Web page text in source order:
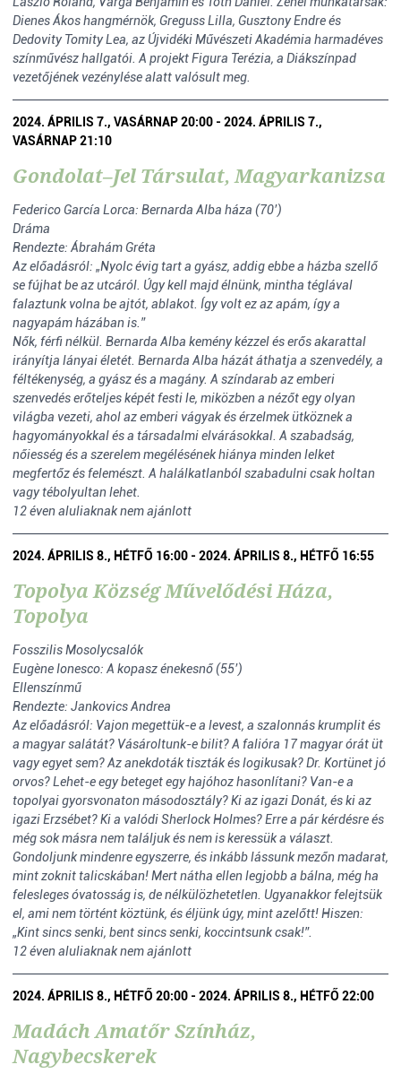
Dienes Ákos hangmérnök, Greguss Lilla, Gusztony Endre és
Dedovity Tomity Lea, az Újvidéki Művészeti Akadémia harmadéves
színművész hallgatói. A projekt Figura Terézia, a Diákszínpad
vezetőjének vezénylése alatt valósult meg.
2024. ÁPRILIS 7., VASÁRNAP 20:00 - 2024. ÁPRILIS 7.,
VASÁRNAP 21:10
Gondolat–Jel Társulat, Magyarkanizsa
Federico García Lorca: Bernarda Alba háza (70’)
Dráma
Rendezte: Ábrahám Gréta
Az előadásról: „Nyolc évig tart a gyász, addig ebbe a házba szellő
se fújhat be az utcáról. Úgy kell majd élnünk, mintha téglával
falaztunk volna be ajtót, ablakot. Így volt ez az apám, így a
nagyapám házában is.”
Nők, férfi nélkül. Bernarda Alba kemény kézzel és erős akarattal
irányítja lányai életét. Bernarda Alba házát áthatja a szenvedély, a
féltékenység, a gyász és a magány. A színdarab az emberi
szenvedés erőteljes képét festi le, miközben a nézőt egy olyan
világba vezeti, ahol az emberi vágyak és érzelmek ütköznek a
hagyományokkal és a társadalmi elvárásokkal. A szabadság,
nőiesség és a szerelem megélésének hiánya minden lelket
megfertőz és felemészt. A halálkatlanból szabadulni csak holtan
vagy tébolyultan lehet.
12 éven aluliaknak nem ajánlott
2024. ÁPRILIS 8., HÉTFŐ 16:00 - 2024. ÁPRILIS 8., HÉTFŐ 16:55
Topolya Község Művelődési Háza,
Topolya
Fosszilis Mosolycsalók
Eugène Ionesco: A kopasz énekesnő (55’)
Ellenszínmű
Rendezte: Jankovics Andrea
Az előadásról: Vajon megettük-e a levest, a szalonnás krumplit és
a magyar salátát? Vásároltunk-e bilit? A falióra 17 magyar órát üt
vagy egyet sem? Az anekdoták tiszták és logikusak? Dr. Kortünet jó
orvos? Lehet-e egy beteget egy hajóhoz hasonlítani? Van-e a
topolyai gyorsvonaton másodosztály? Ki az igazi Donát, és ki az
igazi Erzsébet? Ki a valódi Sherlock Holmes? Erre a pár kérdésre és
még sok másra nem találjuk és nem is keressük a választ.
Gondoljunk mindenre egyszerre, és inkább lássunk mezőn madarat,
mint zoknit talicskában! Mert nátha ellen legjobb a bálna, még ha
felesleges óvatosság is, de nélkülözhetetlen. Ugyanakkor felejtsük
el, ami nem történt köztünk, és éljünk úgy, mint azelőtt! Hiszen:
„Kint sincs senki, bent sincs senki, koccintsunk csak!”.
12 éven aluliaknak nem ajánlott
2024. ÁPRILIS 8., HÉTFŐ 20:00 - 2024. ÁPRILIS 8., HÉTFŐ 22:00
Madách Amatőr Színház,
Nagybecskerek